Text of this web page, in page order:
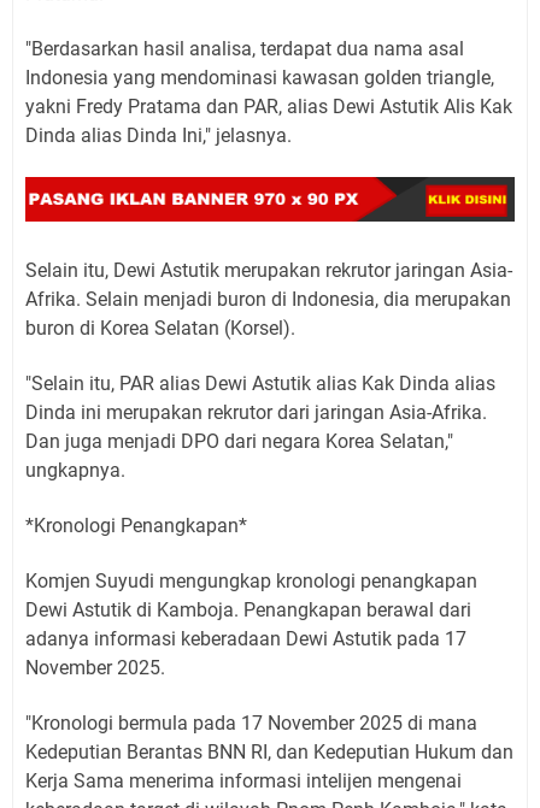
"Berdasarkan hasil analisa, terdapat dua nama asal
Indonesia yang mendominasi kawasan golden triangle,
yakni Fredy Pratama dan PAR, alias Dewi Astutik Alis Kak
Dinda alias Dinda Ini," jelasnya.
Selain itu, Dewi Astutik merupakan rekrutor jaringan Asia-
Afrika. Selain menjadi buron di Indonesia, dia merupakan
buron di Korea Selatan (Korsel).
"Selain itu, PAR alias Dewi Astutik alias Kak Dinda alias
Dinda ini merupakan rekrutor dari jaringan Asia-Afrika.
Dan juga menjadi DPO dari negara Korea Selatan,"
ungkapnya.
*Kronologi Penangkapan*
Komjen Suyudi mengungkap kronologi penangkapan
Dewi Astutik di Kamboja. Penangkapan berawal dari
adanya informasi keberadaan Dewi Astutik pada 17
November 2025.
"Kronologi bermula pada 17 November 2025 di mana
Kedeputian Berantas BNN RI, dan Kedeputian Hukum dan
Kerja Sama menerima informasi intelijen mengenai